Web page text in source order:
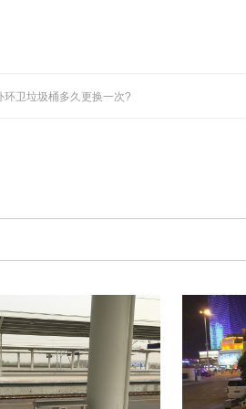
环卫垃圾桶多久更换一次?